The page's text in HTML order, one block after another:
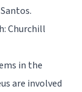
Churchill
in the
are involved